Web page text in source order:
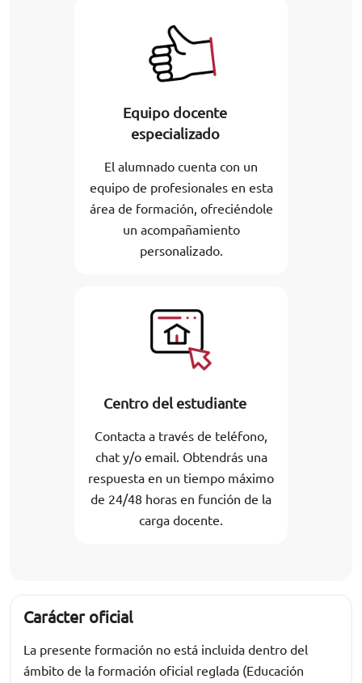
Equipo docente
especializado
El alumnado cuenta con un
equipo de profesionales en esta
área de formación, ofreciéndole
un acompañamiento
personalizado.
Centro del estudiante
Contacta a través de teléfono,
chat y/o email. Obtendrás una
respuesta en un tiempo máximo
de 24/48 horas en función de la
carga docente.
Carácter oficial
La presente formación no está incluida dentro del
ámbito de la formación oficial reglada (Educación